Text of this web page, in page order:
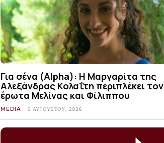
Για σένα (Alpha): Η Μαργαρίτα της
Αλεξάνδρας Κολαΐτη περιπλέκει τον
έρωτα Μελίνας και Φίλιππου
MEDIA 6 ΑΥΓΟΎΣΤΟΥ, 2026